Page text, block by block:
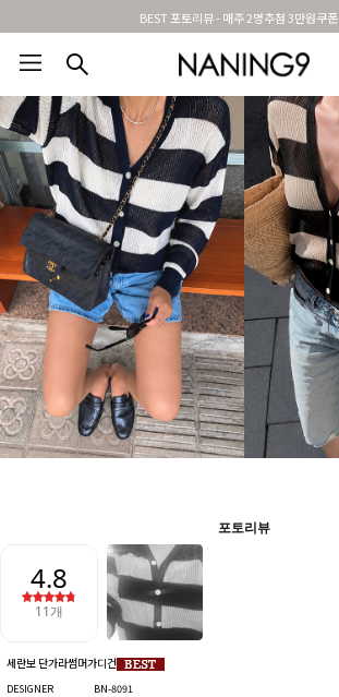
BEST 포토리뷰 - 매주 2명추첨 3만원쿠폰
BEST100🤍 NEW5% 베스트재진행 썸머여행룩
세란보 단가라썸머가디건
DESIGNER BN-8091